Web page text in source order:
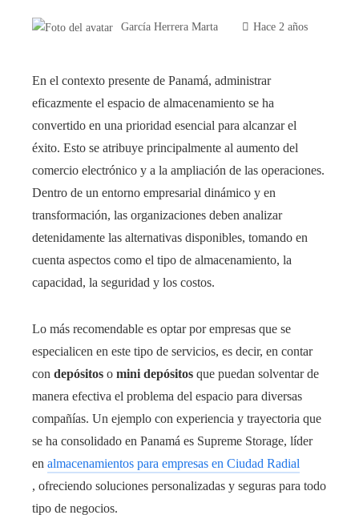
García Herrera Marta Hace 2 años
En el contexto presente de Panamá, administrar
eficazmente el espacio de almacenamiento se ha
convertido en una prioridad esencial para alcanzar el
éxito. Esto se atribuye principalmente al aumento del
comercio electrónico y a la ampliación de las operaciones.
Dentro de un entorno empresarial dinámico y en
transformación, las organizaciones deben analizar
detenidamente las alternativas disponibles, tomando en
cuenta aspectos como el tipo de almacenamiento, la
capacidad, la seguridad y los costos.
Lo más recomendable es optar por empresas que se
especialicen en este tipo de servicios, es decir, en contar
con depósitos o mini depósitos que puedan solventar de
manera efectiva el problema del espacio para diversas
compañías. Un ejemplo con experiencia y trayectoria que
se ha consolidado en Panamá es Supreme Storage, líder
en almacenamientos para empresas en Ciudad Radial
, ofreciendo soluciones personalizadas y seguras para todo
tipo de negocios.